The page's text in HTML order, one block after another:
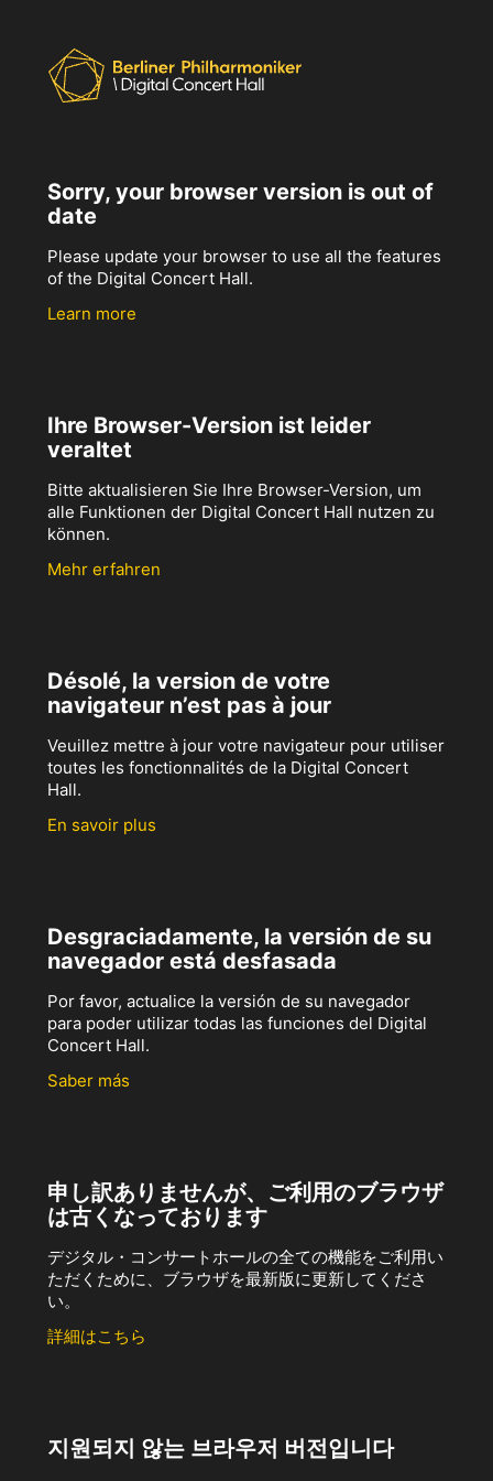
Sorry, your browser version is out of
date
Please update your browser to use all the features
of the Digital Concert Hall.
Learn more
Ihre Browser-Version ist leider
veraltet
Bitte aktualisieren Sie Ihre Browser-Version, um
alle Funktionen der Digital Concert Hall nutzen zu
können.
Mehr erfahren
Désolé, la version de votre
navigateur n’est pas à jour
Veuillez mettre à jour votre navigateur pour utiliser
toutes les fonctionnalités de la Digital Concert
Hall.
En savoir plus
Desgraciadamente, la versión de su
navegador está desfasada
Por favor, actualice la versión de su navegador
para poder utilizar todas las funciones del Digital
Concert Hall.
Saber más
申し訳ありませんが、ご利用のブラウザ
は古くなっております
デジタル・コンサートホールの全ての機能をご利用い
ただくために、ブラウザを最新版に更新してくださ
い。
詳細はこちら
지원되지 않는 브라우저 버전입니다